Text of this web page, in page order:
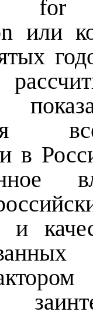
for
или
в
и